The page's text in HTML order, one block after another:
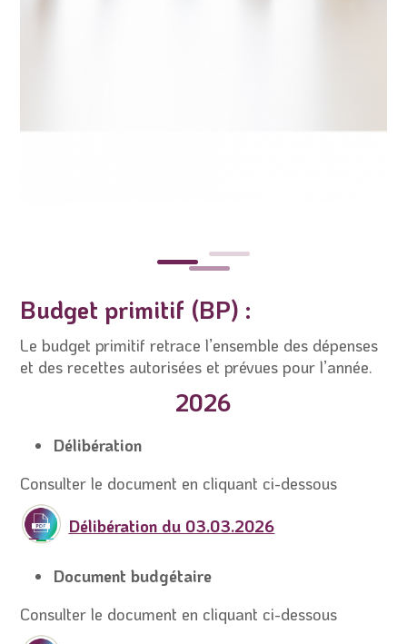
Budget primitif (BP) :
Le budget primitif retrace l’ensemble des dépenses
et des recettes autorisées et prévues pour l’année.
2026
Délibération
Consulter le document en cliquant ci-dessous
Délibération du 03.03.2026
Document budgétaire
Consulter le document en cliquant ci-dessous